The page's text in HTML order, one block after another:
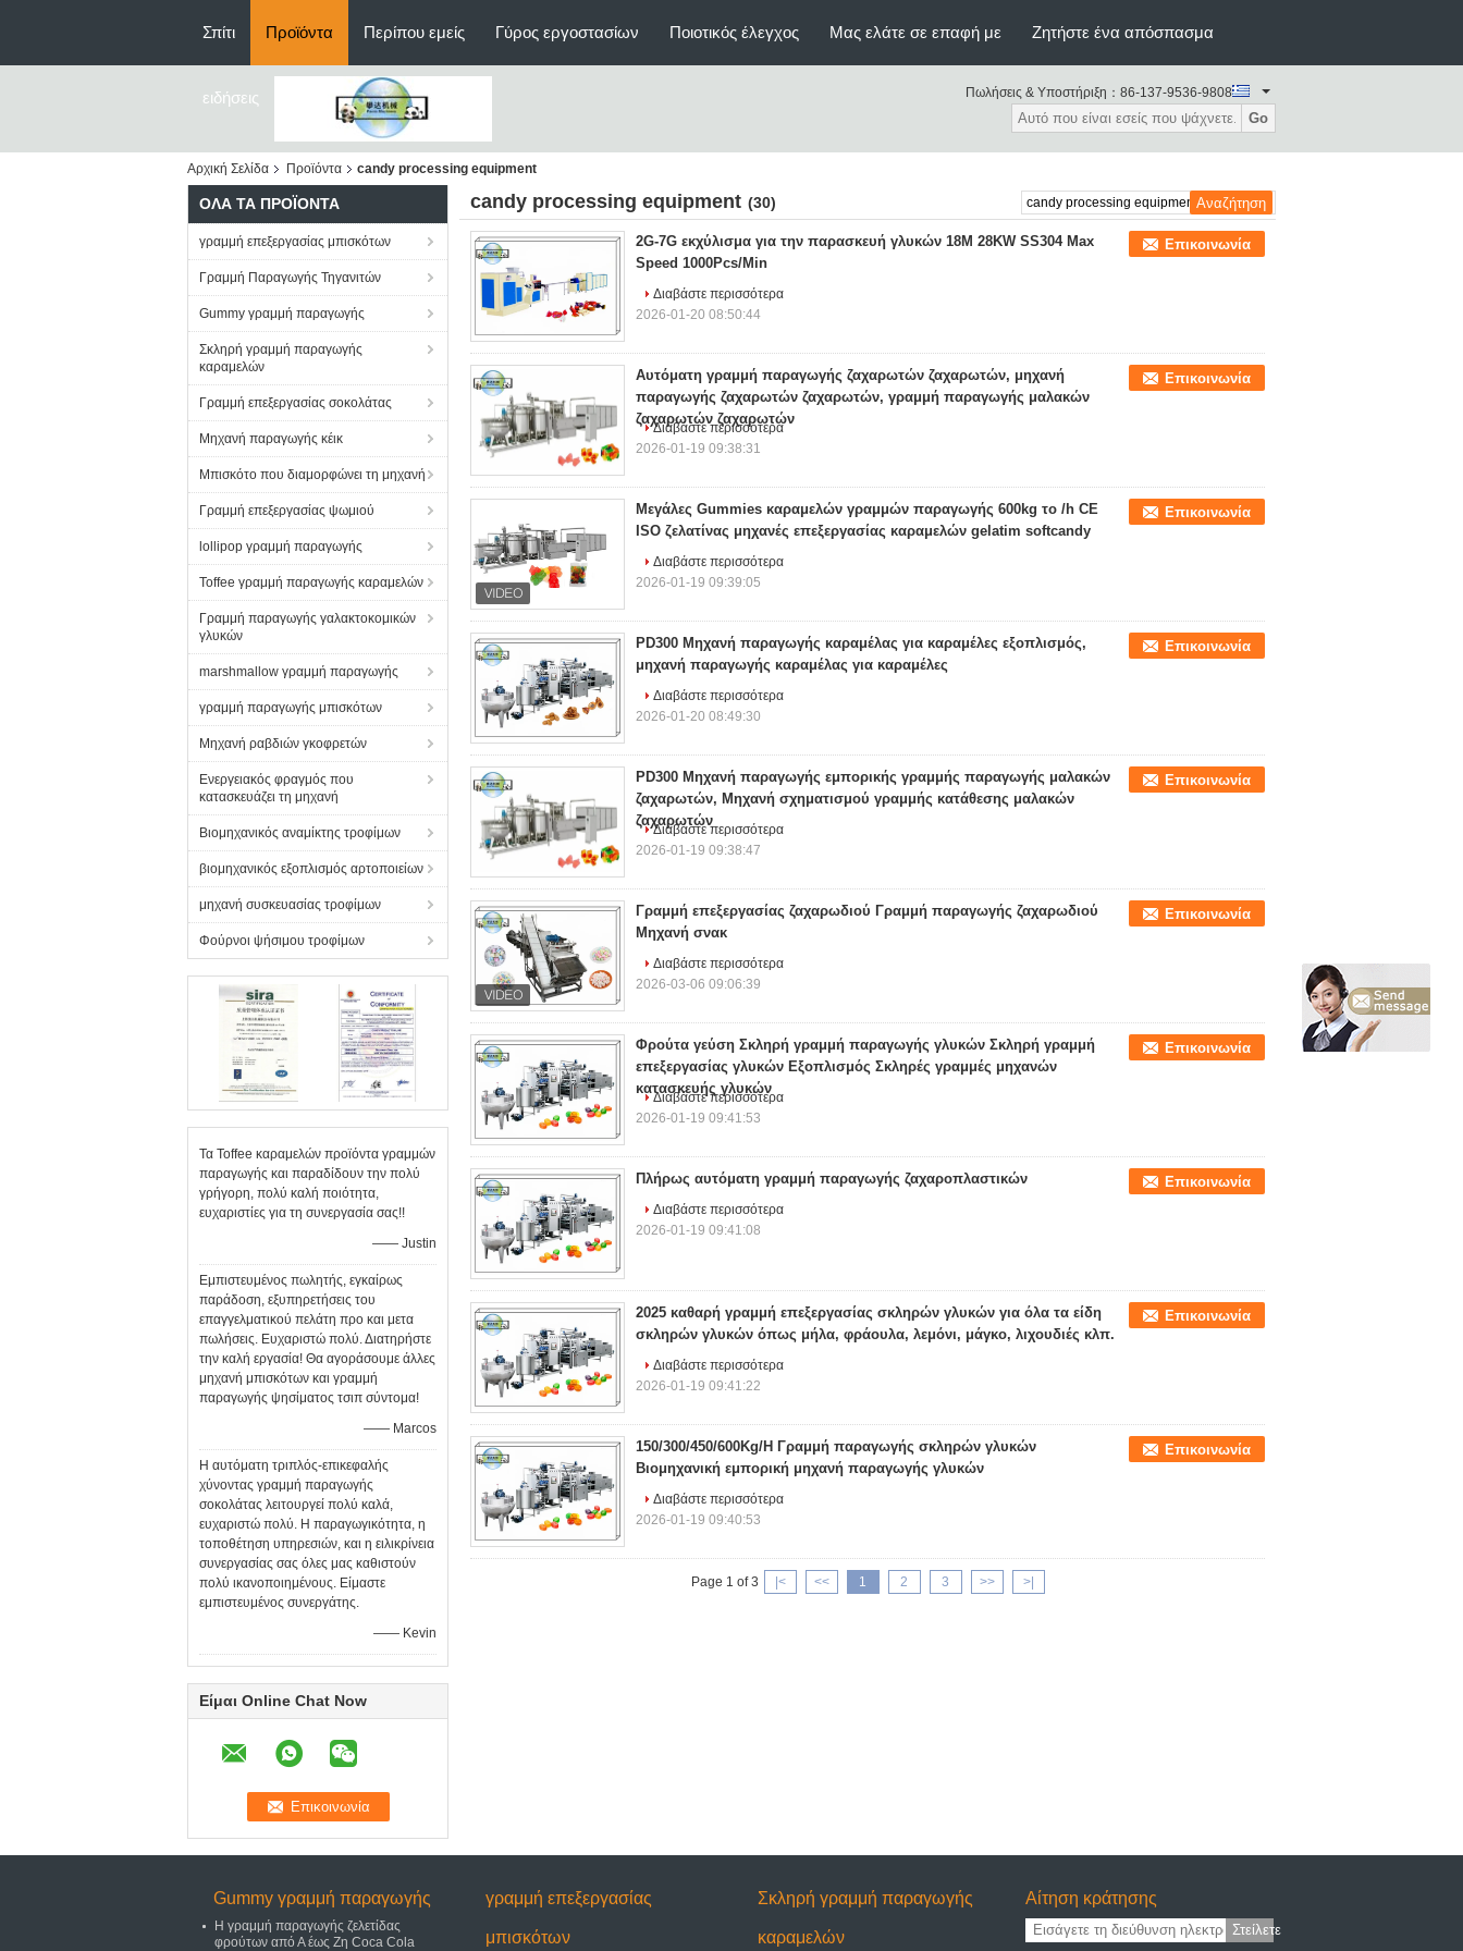
Σπίτι Προϊόντα Περίπου εμείς Γύρος εργοστασίων Ποιοτικός έλεγχος Μας ελάτε σε επαφή με Ζητήστε ένα απόσπασμα
ειδήσεις Πωλήσεις & Υποστήριξη： 86-137-9536-9808
Go
Αρχική Σελίδα Προϊόντα candy processing equipment
ΌΛΑ ΤΑ ΠΡΟΪΌΝΤΑ
γραμμή επεξεργασίας μπισκότων
Γραμμή Παραγωγής Τηγανιτών
Gummy γραμμή παραγωγής
Σκληρή γραμμή παραγωγής
καραμελών
Γραμμή επεξεργασίας σοκολάτας
Μηχανή παραγωγής κέικ
Μπισκότο που διαμορφώνει τη μηχανή
Γραμμή επεξεργασίας ψωμιού
lollipop γραμμή παραγωγής
Toffee γραμμή παραγωγής καραμελών
Γραμμή παραγωγής γαλακτοκομικών
γλυκών
marshmallow γραμμή παραγωγής
γραμμή παραγωγής μπισκότων
Μηχανή ραβδιών γκοφρετών
Ενεργειακός φραγμός που
κατασκευάζει τη μηχανή
Βιομηχανικός αναμίκτης τροφίμων
βιομηχανικός εξοπλισμός αρτοποιείων
μηχανή συσκευασίας τροφίμων
Φούρνοι ψήσιμου τροφίμων
Τα Toffee καραμελών προϊόντα γραμμών
παραγωγής και παραδίδουν την πολύ
γρήγορη, πολύ καλή ποιότητα,
ευχαριστίες για τη συνεργασία σας!!
—— Justin
Εμπιστευμένος πωλητής, εγκαίρως
παράδοση, εξυπηρετήσεις του
επαγγελματικού πελάτη προ και μετα
πωλήσεις. Ευχαριστώ πολύ. Διατηρήστε
την καλή εργασία! Θα αγοράσουμε άλλες
μηχανή μπισκότων και γραμμή
παραγωγής ψησίματος τσιπ σύντομα!
—— Marcos
Η αυτόματη τριπλός-επικεφαλής
χύνοντας γραμμή παραγωγής
σοκολάτας λειτουργεί πολύ καλά,
ευχαριστώ πολύ. Η παραγωγικότητα, η
τοποθέτηση υπηρεσιών, και η ειλικρίνεια
συνεργασίας σας όλες μας καθιστούν
πολύ ικανοποιημένους. Είμαστε
εμπιστευμένος συνεργάτης.
—— Kevin
Είμαι Online Chat Now
candy processing equipment (30)
2G-7G εκχύλισμα για την παρασκευή γλυκών 18M 28KW SS304 Max
Speed 1000Pcs/Min
Επικοινωνία
Διαβάστε περισσότερα
2026-01-20 08:50:44
Αυτόματη γραμμή παραγωγής ζαχαρωτών ζαχαρωτών, μηχανή
παραγωγής ζαχαρωτών ζαχαρωτών, γραμμή παραγωγής μαλακών
ζαχαρωτών ζαχαρωτών
Επικοινωνία
Διαβάστε περισσότερα
2026-01-19 09:38:31
Μεγάλες Gummies καραμελών γραμμών παραγωγής 600kg το /h CE
ISO ζελατίνας μηχανές επεξεργασίας καραμελών gelatim softcandy
Επικοινωνία
Διαβάστε περισσότερα
2026-01-19 09:39:05
PD300 Μηχανή παραγωγής καραμέλας για καραμέλες εξοπλισμός,
μηχανή παραγωγής καραμέλας για καραμέλες
Επικοινωνία
Διαβάστε περισσότερα
2026-01-20 08:49:30
PD300 Μηχανή παραγωγής εμπορικής γραμμής παραγωγής μαλακών
ζαχαρωτών, Μηχανή σχηματισμού γραμμής κατάθεσης μαλακών
ζαχαρωτών
Επικοινωνία
Διαβάστε περισσότερα
2026-01-19 09:38:47
Γραμμή επεξεργασίας ζαχαρωδιού Γραμμή παραγωγής ζαχαρωδιού
Μηχανή σνακ
Επικοινωνία
Διαβάστε περισσότερα
2026-03-06 09:06:39
Φρούτα γεύση Σκληρή γραμμή παραγωγής γλυκών Σκληρή γραμμή
επεξεργασίας γλυκών Εξοπλισμός Σκληρές γραμμές μηχανών
κατασκευής γλυκών
Επικοινωνία
Διαβάστε περισσότερα
2026-01-19 09:41:53
Πλήρως αυτόματη γραμμή παραγωγής ζαχαροπλαστικών Επικοινωνία
Διαβάστε περισσότερα
2026-01-19 09:41:08
2025 καθαρή γραμμή επεξεργασίας σκληρών γλυκών για όλα τα είδη
σκληρών γλυκών όπως μήλα, φράουλα, λεμόνι, μάγκο, λιχουδιές κλπ.
Επικοινωνία
Διαβάστε περισσότερα
2026-01-19 09:41:22
150/300/450/600Kg/H Γραμμή παραγωγής σκληρών γλυκών
Βιομηχανική εμπορική μηχανή παραγωγής γλυκών
Επικοινωνία
Διαβάστε περισσότερα
2026-01-19 09:40:53
Page 1 of 3 |< << 1 2 3 >> >|
Gummy γραμμή παραγωγής
Η γραμμή παραγωγής ζελετίδας
φρούτων από Α έως Ζη Coca Cola
γραμμή επεξεργασίας
μπισκότων
Σκληρή γραμμή παραγωγής
καραμελών
Αίτηση κράτησης
Στείλετε